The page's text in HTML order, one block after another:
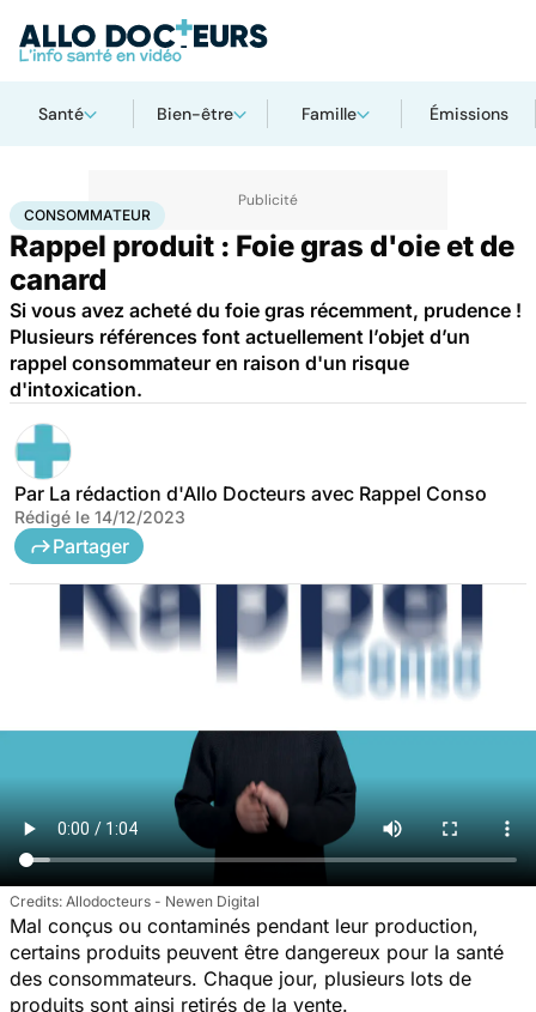
Santé Bien-être Famille Émissions
AccueilSantéConsommateur
CONSOMMATEUR
Rappel produit : Foie gras d'oie et de
canard
Si vous avez acheté du foie gras récemment, prudence !
Plusieurs références font actuellement l’objet d’un
rappel consommateur en raison d'un risque
d'intoxication.
Par La rédaction d'Allo Docteurs avec Rappel Conso
Rédigé le 14/12/2023
Partager
Allodocteurs - Newen Digital
Mal conçus ou contaminés pendant leur production,
certains produits peuvent être dangereux pour la santé
des consommateurs. Chaque jour, plusieurs lots de
produits sont ainsi retirés de la vente.